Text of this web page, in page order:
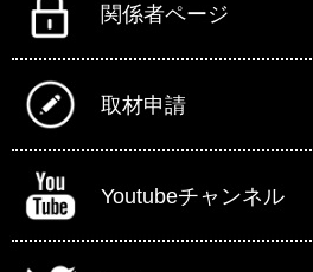
関係者ページ
取材申請
Youtubeチャンネル